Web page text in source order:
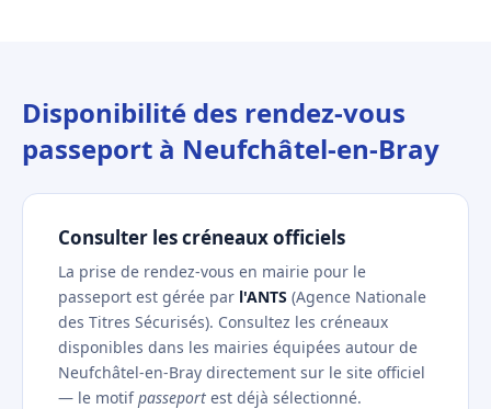
Disponibilité des rendez-vous
passeport à Neufchâtel-en-Bray
Consulter les créneaux officiels
La prise de rendez-vous en mairie pour le
passeport est gérée par l'ANTS (Agence Nationale
des Titres Sécurisés). Consultez les créneaux
disponibles dans les mairies équipées autour de
Neufchâtel-en-Bray directement sur le site officiel
— le motifpasseport est déjà sélectionné.